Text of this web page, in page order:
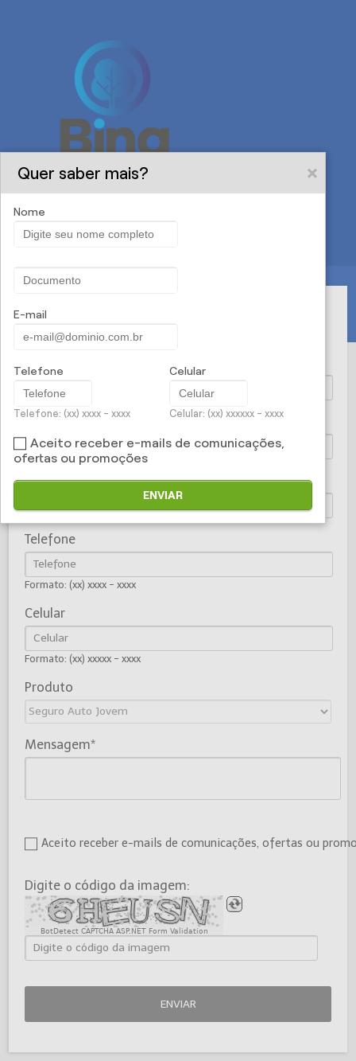
Solicite uma proposta
CPF/CNPJ
E-mail
Telefone
Formato: (xx) xxxx - xxxx
Celular
Formato: (xx) xxxxx - xxxx
Produto
Mensagem
Aceito receber e-mails de comunicações, ofertas ou
Digite o código da imagem:
BotDetect CAPTCHA ASP.NET Form Validation
ENVIAR
Quer saber mais?
Nome
E-mail
Telefone
Telefone: (xx) xxxx - xxxx
Celular
Celular: (xx) xxxxxx - xxxx
Aceito receber e-mails de comunicações,
ofertas ou promoções
ENVIAR